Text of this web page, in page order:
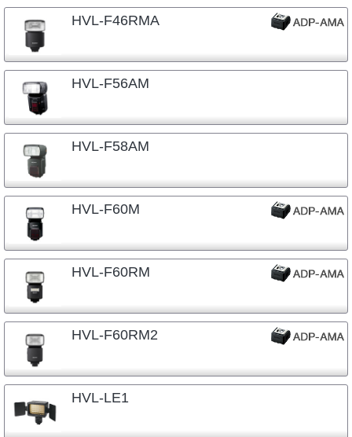
HVL-F46RMA
HVL-F56AM
HVL-F58AM
HVL-F60M
HVL-F60RM
HVL-F60RM2
HVL-LE1